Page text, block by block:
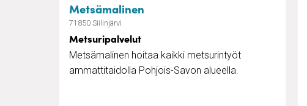
Metsämalinen
71850 Siilinjärvi
Metsuripalvelut
Metsämalinen hoitaa kaikki metsurintyöt
ammattitaidolla Pohjois-Savon alueella.